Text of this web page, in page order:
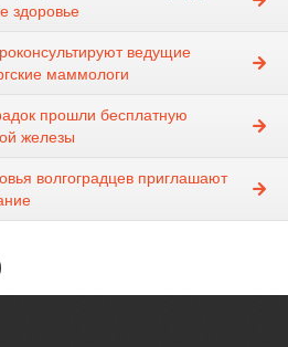
здоровье
ведущие
маммологи
прошли бесплатную
железы
волгоградцев приглашают